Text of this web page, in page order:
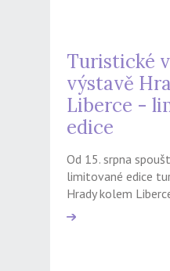
Turistické
výstavě
Liberce -
edice
Od 15. srpna
limitované edice
Hrady kolem